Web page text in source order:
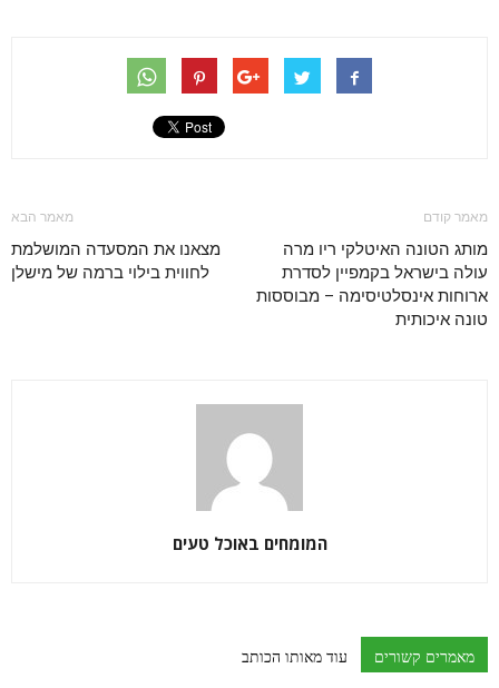
מאמר קודם
מותג הטונה האיטלקי ריו מרה
עולה בישראל בקמפיין לסדרת
ארוחות אינסלטיסימה – מבוססות
טונה איכותית
מאמר הבא
מצאנו את המסעדה המושלמת
לחווית בילוי ברמה של מישלן
המומחים באוכל טעים
מאמרים קשורים עוד מאותו הכותב